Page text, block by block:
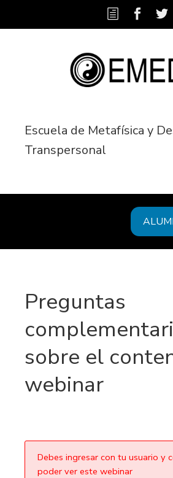
Escuela de Metafísica y
Transpersonal
Preguntas
sobre el
webinar
Debes ingresar con tu usuario y
poder ver este webinar